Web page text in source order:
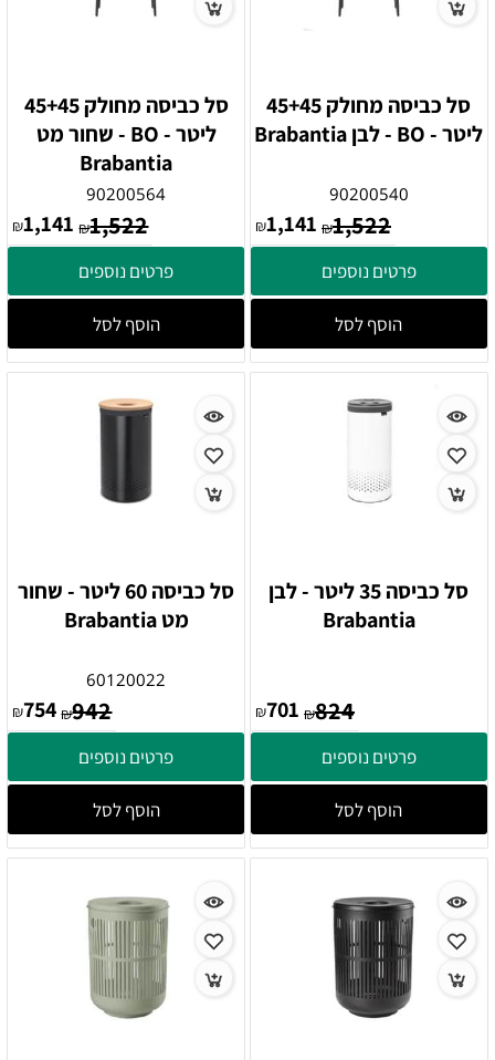
סל כביסה מחולק 45+45
ליטר - BO - לבן Brabantia
90200540
₪1,522
₪1,141
פרטים נוספים
הוסף לסל
סל כביסה מחולק 45+45
ליטר - BO - שחור מט
Brabantia
90200564
₪1,522
₪1,141
פרטים נוספים
הוסף לסל
סל כביסה 35 ליטר - לבן
Brabantia
₪824
₪701
פרטים נוספים
הוסף לסל
סל כביסה 60 ליטר - שחור
מט Brabantia
60120022
₪942
₪754
פרטים נוספים
הוסף לסל